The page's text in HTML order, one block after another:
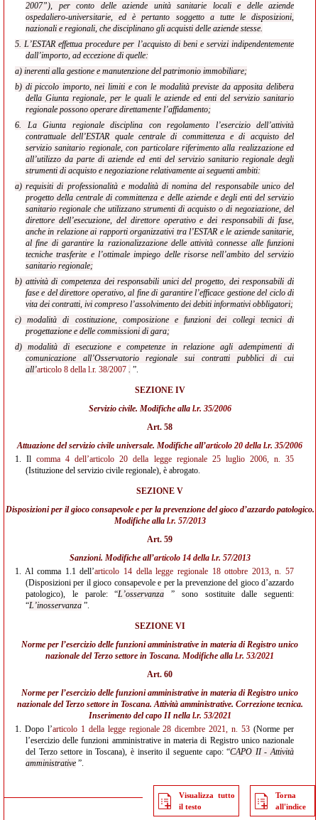
2007”), per conto delle aziende unità sanitarie locali e delle aziende
ospedaliero-universitarie, ed è pertanto soggetto a tutte le disposizioni,
nazionali e regionali, che disciplinano gli acquisti delle aziende stesse.
5. L’ESTAR effettua procedure per l’acquisto di beni e servizi indipendentemente
dall’importo, ad eccezione di quelle:
a) inerenti alla gestione e manutenzione del patrimonio immobiliare;
b) di piccolo importo, nei limiti e con le modalità previste da apposita delibera
della Giunta regionale, per le quali le aziende ed enti del servizio sanitario
regionale possono operare direttamente l’affidamento;
6. La Giunta regionale disciplina con regolamento l’esercizio dell’attività
contrattuale dell’ESTAR quale centrale di committenza e di acquisto del
servizio sanitario regionale, con particolare riferimento alla realizzazione ed
all’utilizzo da parte di aziende ed enti del servizio sanitario regionale degli
strumenti di acquisto e negoziazione relativamente ai seguenti ambiti:
a) requisiti di professionalità e modalità di nomina del responsabile unico del
progetto della centrale di committenza e delle aziende e degli enti del servizio
sanitario regionale che utilizzano strumenti di acquisto o di negoziazione, del
direttore dell’esecuzione, del direttore operativo e dei responsabili di fase,
anche in relazione ai rapporti organizzativi tra l’ESTAR e le aziende sanitarie,
al fine di garantire la razionalizzazione delle attività connesse alle funzioni
tecniche trasferite e l’ottimale impiego delle risorse nell’ambito del servizio
sanitario regionale;
b) attività di competenza dei responsabili unici del progetto, dei responsabili di
fase e del direttore operativo, al fine di garantire l’efficace gestione del ciclo di
vita dei contratti, ivi compreso l’assolvimento dei debiti informativi obbligatori;
c) modalità di costituzione, composizione e funzioni dei collegi tecnici di
progettazione e delle commissioni di gara;
d) modalità di esecuzione e competenze in relazione agli adempimenti di
comunicazione all’Osservatorio regionale sui contratti pubblici di cui
all’articolo 8 della l.r. 38/2007 . ”.
SEZIONE IV
Servizio civile. Modifiche alla l.r. 35/2006
Art. 58
Attuazione del servizio civile universale. Modifiche all’articolo 20 della l.r. 35/2006
1. Ilcomma 4 dell’articolo 20 della legge regionale 25 luglio 2006, n. 35
(Istituzione del servizio civile regionale), è abrogato.
SEZIONE V
Disposizioni per il gioco consapevole e per la prevenzione del gioco d’azzardo patologico.
Modifiche alla l.r. 57/2013
Art. 59
Sanzioni. Modifiche all’articolo 14 della l.r. 57/2013
1. Al comma 1.1 dell’articolo 14 della legge regionale 18 ottobre 2013, n. 57
(Disposizioni per il gioco consapevole e per la prevenzione del gioco d’azzardo
patologico), le parole: “L’osservanza ” sono sostituite dalle seguenti:
“L’inosservanza ”.
SEZIONE VI
Norme per l’esercizio delle funzioni amministrative in materia di Registro unico
nazionale del Terzo settore in Toscana. Modifiche alla l.r. 53/2021
Art. 60
Norme per l’esercizio delle funzioni amministrative in materia di Registro unico
nazionale del Terzo settore in Toscana. Attività amministrative. Correzione tecnica.
Inserimento del capo II nella l.r. 53/2021
1. Dopo l’articolo 1 della legge regionale 28 dicembre 2021, n. 53 (Norme per
l’esercizio delle funzioni amministrative in materia di Registro unico nazionale
del Terzo settore in Toscana), è inserito il seguente capo: “CAPO II - Attività
amministrative ”.
Visualizza tutto
il testo
Torna
all'indice